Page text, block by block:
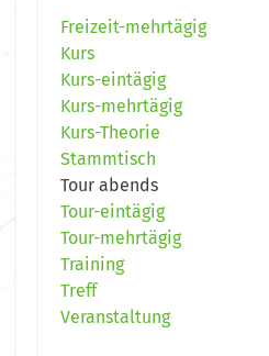
Freizeit-mehrtägig
Kurs
Kurs-eintägig
Kurs-mehrtägig
Kurs-Theorie
Stammtisch
Tour abends
Tour-eintägig
Tour-mehrtägig
Training
Treff
Veranstaltung